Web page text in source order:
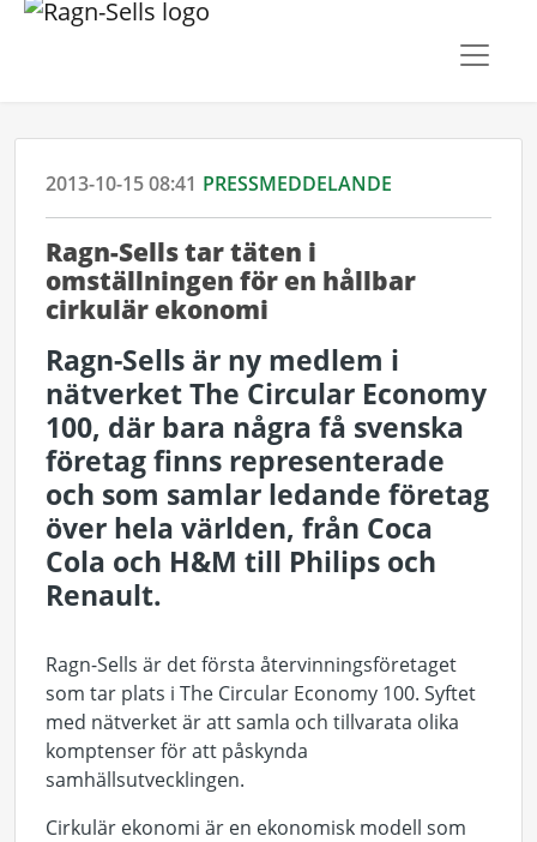
2013-10-15 08:41 PRESSMEDDELANDE
Ragn-Sells tar täten i
omställningen för en hållbar
cirkulär ekonomi
Ragn-Sells är ny medlem i
nätverket The Circular Economy
100, där bara några få svenska
företag finns representerade
och som samlar ledande företag
över hela världen, från Coca
Cola och H&M till Philips och
Renault.
Ragn-Sells är det första återvinningsföretaget
som tar plats i The Circular Economy 100. Syftet
med nätverket är att samla och tillvarata olika
komptenser för att påskynda
samhällsutvecklingen.
Cirkulär ekonomi är en ekonomisk modell som